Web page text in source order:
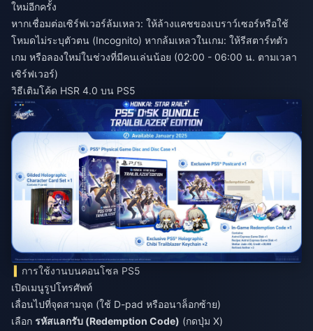
ใหม่อีกครั้ง
หากเชื่อมต่อเซิร์ฟเวอร์ล้มเหลว: ให้ล้างแคชของเบราว์เซอร์หรือใช้
โหมดไม่ระบุตัวตน (Incognito) หากล้มเหลวในเกม: ให้รีสตาร์ทตัว
เกม หรือลองใหม่ในช่วงที่มีคนเล่นน้อย (02:00 - 06:00 น. ตามเวลา
เซิร์ฟเวอร์)
วิธีเติมโค้ด HSR 4.0 บน PS5
การใช้งานบนคอนโซล PS5
เปิดเมนูรูปโทรศัพท์
เลื่อนไปที่จุดสามจุด (ใช้ D-pad หรืออนาล็อกซ้าย)
เลือก รหัสแลกรับ (Redemption Code) (กดปุ่ม X)